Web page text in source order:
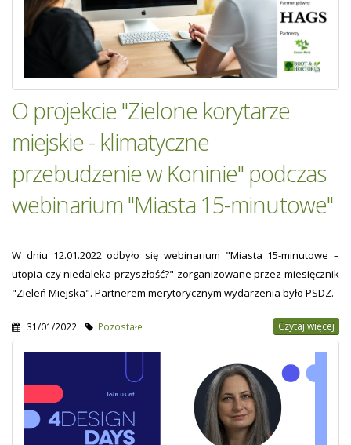
O projekcie "Zielone korytarze
miejskie - klimatyczne
przebudzenie w Koninie" podczas
webinarium "Miasta 15-minutowe"
W dniu 12.01.2022 odbyło się webinarium "Miasta 15-minutowe –
utopia czy niedaleka przyszłość?" zorganizowane przez miesięcznik
"Zieleń Miejska". Partnerem merytorycznym wydarzenia było PSDZ.
31/01/2022 Pozostałe Czytaj więcej